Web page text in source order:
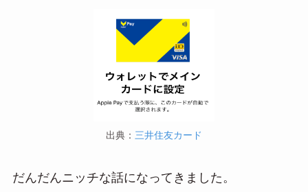
出典： 三井住友カード
だんだんニッチな話になってきました。